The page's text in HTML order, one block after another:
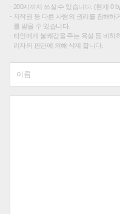
200자까지 쓰실 수 있습니다. (현재 0
저작권 등 다른 사람의 권리를 침해하
를 받을 수 있습니다.
타인에게 불쾌감을 주는 욕설 등 비하
리자의 판단에 의해 삭제 합니다.